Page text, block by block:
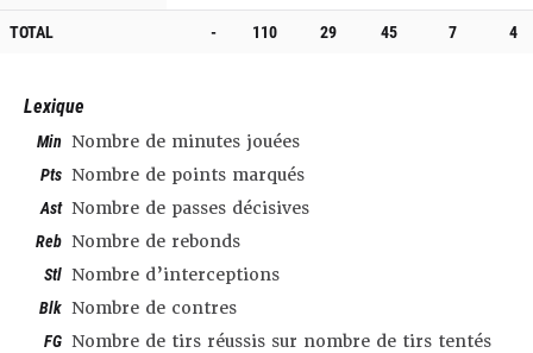
TOTAL
- 110 29 45 7 4
Lexique
Min Nombre de minutes jouées
Pts Nombre de points marqués
Ast Nombre de passes décisives
Reb Nombre de rebonds
Stl Nombre d’interceptions
Blk Nombre de contres
FG Nombre de tirs réussis sur nombre de tirs tentés